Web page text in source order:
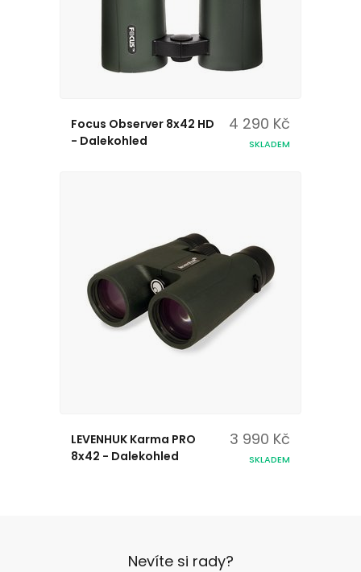
Focus Observer 8x42 HD
- Dalekohled
4 290 Kč
SKLADEM
LEVENHUK Karma PRO
8x42 - Dalekohled
3 990 Kč
SKLADEM
Nevíte si rady?